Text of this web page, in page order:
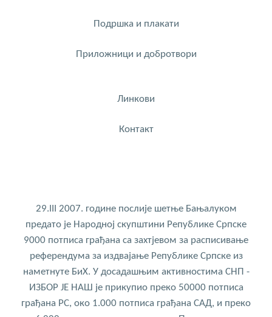
Подршка и плакати
Приложници и добротвори
Линкови
Контакт
29.III 2007. године послије шетње Бањалуком
предато је Народној скупштини Републике Српске
9000 потписа грађана са захтјевом за расписивање
референдума за издвајање Републике Српске из
наметнуте БиХ. У досадашњим активностима СНП -
ИЗБОР ЈЕ НАШ је прикупио преко 50000 потписа
грађана РС, око 1.000 потписа грађана САД, и преко